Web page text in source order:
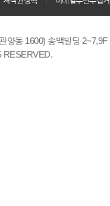
양동 1600) 송백빌딩
RESERVED.